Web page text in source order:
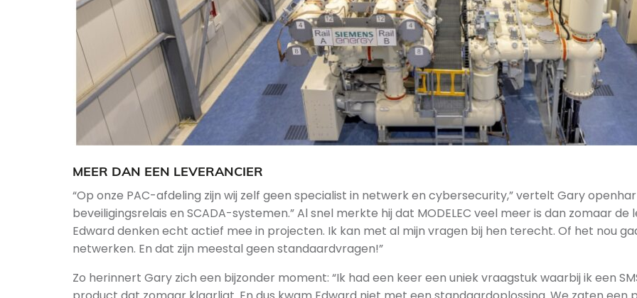
MEER DAN EEN LEVERANCIER
“Op onze PAC-afdeling zijn wij zelf geen specialist in netwerk en cybersecurity,” vertelt Gary
beveiligingsrelais en SCADA-systemen.” Al snel merkte hij dat MODELEC veel meer is dan zomaar
Edward denken echt actief mee in projecten. Ik kan met al mijn vragen bij hen terecht. Of het nou
netwerken. En dat zijn meestal geen standaardvragen!”
Zo herinnert Gary zich een bijzonder moment: “Ik had een keer een uniek vraagstuk waarbij ik een